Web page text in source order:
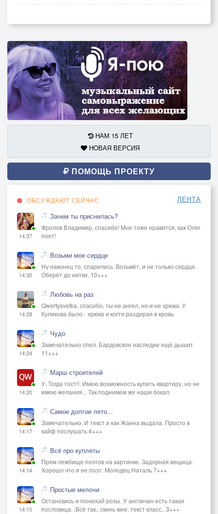
НАМ 15 ЛЕТ
НОВАЯ ВЕРСИЯ
ПОМОЩЬ ПРОЕКТУ
ОБСУЖДАЮТ СЕЙЧАС ЛЕНТА
14:37
Зачем ты приснилась?
Фролов Владимир, спасибо! Мне тоже нравится, как Олег
поет!
14:30
Возьми мое сердце
Ну наконец то, спарились. Возьмёт, и не только сердце.
Оберёт до нитки..10+++
14:28
Любовь на раз
Qwertysvetka, спасибо, ты не ангел, но и не хрюка. У
Куликова было - хрюка и когти раздирая в кровь
14:24
Чудо
Замечательно спел. Бардовское наследие ещё дышит
11+++
14:20
Марш строителей
У. Тогда тост!!. Имею возможность купить квартиру, но не
имею желания... Так поднимем же наши бокал
14:17
Самое долгое лето...
Замечательно. И текст и как Жанна выдала. Просто в
кайф послушать 4+++
14:14
Всё про куплеты
Прям лежбище поэтов на картинке. Задорная вещица.
Хорошо что я не поэт. Молодец Наталь 7+++
14:10
Простые мелочи
Остановись и понюхай розы. У англичан есть такая
пословица. .Всё так.. скинь мне. текст класс.. 3+++